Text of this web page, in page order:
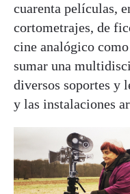
cuarenta películas,
cortometrajes, de
cine analógico
sumar una
diversos soportes y
y las instalaciones